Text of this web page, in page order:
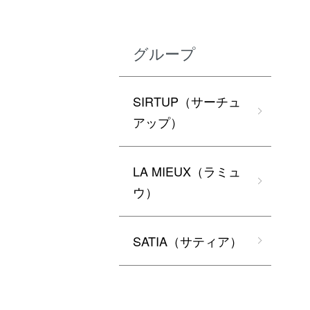
グループ
SIRTUP（サーチュ
アップ）
LA MIEUX（ラミュ
ウ）
SATIA（サティア）